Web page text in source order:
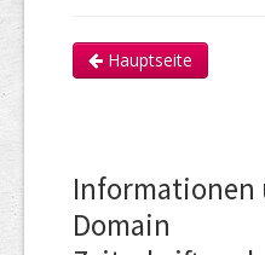
Hauptseite
Informationen
Domain